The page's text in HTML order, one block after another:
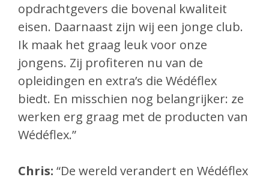
opdrachtgevers die bovenal kwaliteit
eisen. Daarnaast zijn wij een jonge club.
Ik maak het graag leuk voor onze
jongens. Zij profiteren nu van de
opleidingen en extra’s die Wédéflex
biedt. En misschien nog belangrijker: ze
werken erg graag met de producten van
Wédéflex.”
Chris: “De wereld verandert en Wédéflex